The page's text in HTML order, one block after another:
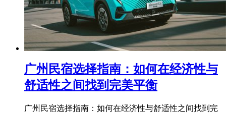
​广州民宿选择指南：如何在经济性与
舒适性之间找到完美平衡
广州民宿选择指南：如何在经济性与舒适性之间找到完